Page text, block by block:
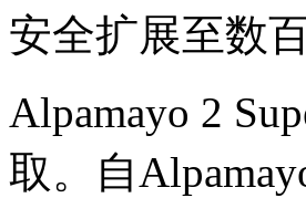
安全扩展至数
Alpamayo 2
取。自